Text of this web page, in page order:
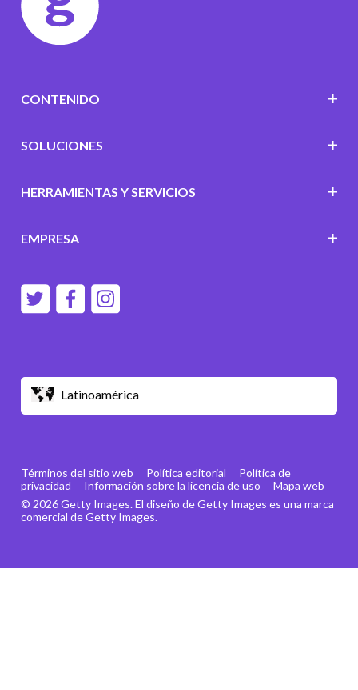
Latinoamérica
CONTENIDO
SOLUCIONES
HERRAMIENTAS Y SERVICIOS
EMPRESA
© 2026 Getty Images. El diseño de Getty Images es una marca
comercial de Getty Images.
Términos del sitio web Política editorial
Política de
privacidad
Información sobre la licencia de uso Mapa web